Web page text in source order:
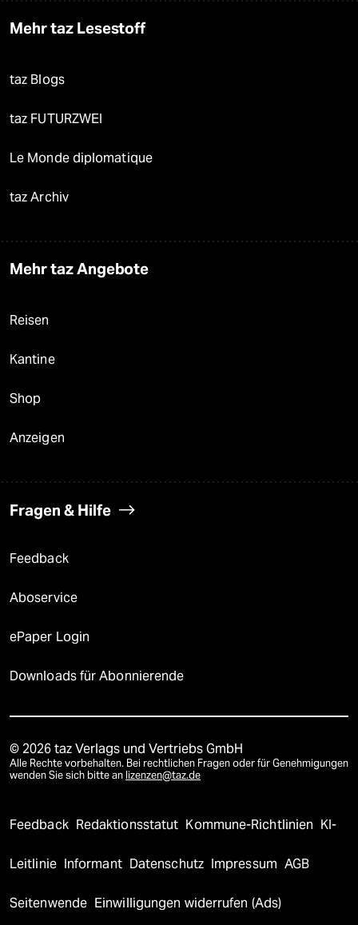
Mehr taz Lesestoff
taz Blogs
taz FUTURZWEI
Le Monde diplomatique
taz Archiv
Mehr taz Angebote
Reisen
Kantine
Shop
Anzeigen
Fragen & Hilfe
Feedback
Aboservice
ePaper Login
Downloads für Abonnierende
© 2026 taz Verlags und Vertriebs GmbH
Alle Rechte vorbehalten. Bei rechtlichen Fragen oder für Genehmigungen
wenden Sie sich bitte an lizenzen@taz.de
Feedback Redaktionsstatut Kommune-Richtlinien KI-
Leitlinie Informant Datenschutz Impressum AGB
Seitenwende Einwilligungen widerrufen (Ads)